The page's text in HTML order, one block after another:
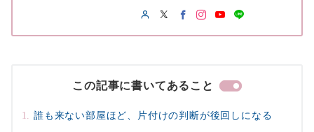
この記事に書いてあること
誰も来ない部屋ほど、片付けの判断が後回しになる